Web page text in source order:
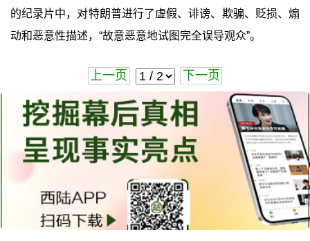
的纪录片中，对特朗普进行了虚假、诽谤、欺骗、贬损、煽
动和恶意性描述，“故意恶意地试图完全误导观众”。
上一页 下一页